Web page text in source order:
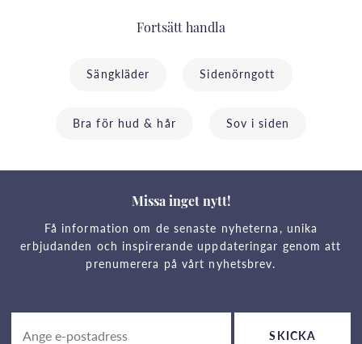
Fortsätt handla
Sängkläder Sidenörngott
Bra för hud & hår Sov i siden
Missa inget nytt!
Få information om de senaste nyheterna, unika
erbjudanden och inspirerande uppdateringar genom att
prenumerera på vårt nyhetsbrev.
SKICKA